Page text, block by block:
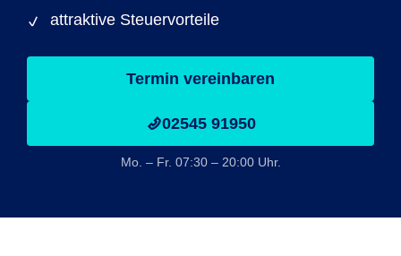
attraktive Steuervorteile
Termin vereinbaren
02545 91950
Mo. – Fr. 07:30 – 20:00 Uhr.